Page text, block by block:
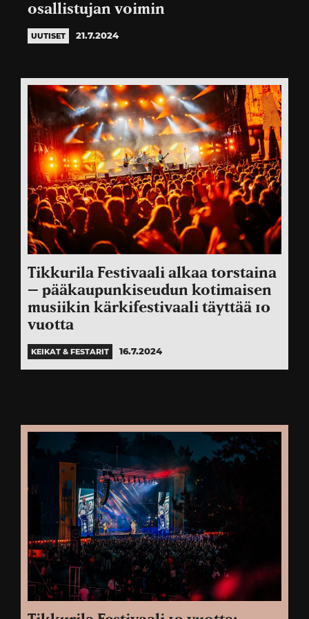
osallistujan voimin
UUTISET 21.7.2024
Tikkurila Festivaali alkaa torstaina
– pääkaupunkiseudun kotimaisen
musiikin kärkifestivaali täyttää 10
vuotta
KEIKAT & FESTARIT 16.7.2024